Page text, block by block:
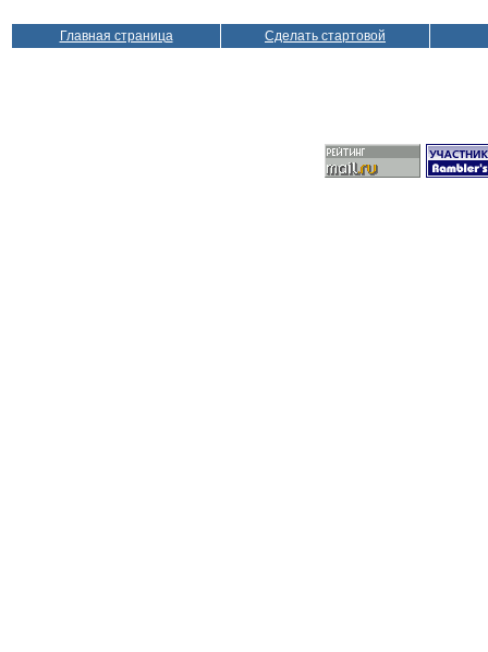
Главная страница Сделать стартовой